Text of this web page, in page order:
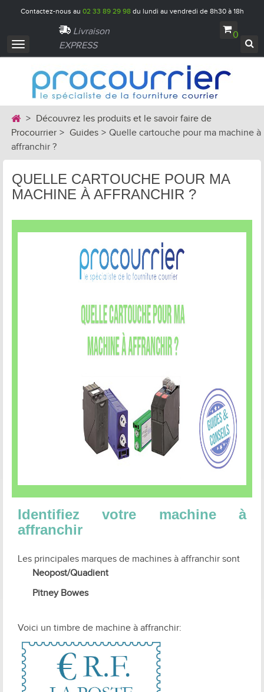
Contactez-nous au 02 33 89 29 98 du lundi au vendredi de 8h30 à 18h
Livraison
EXPRESS
0
Navigation
bascule
> Découvrez les produits et le savoir faire de
Procourrier > Guides > Quelle cartouche pour ma machine à
affranchir ?
QUELLE CARTOUCHE POUR MA
MACHINE À AFFRANCHIR ?
Identifiez votre machine à
affranchir
Les principales marques de machines à affranchir sont
Neopost/Quadient
Pitney Bowes
Voici un timbre de machine à affranchir: